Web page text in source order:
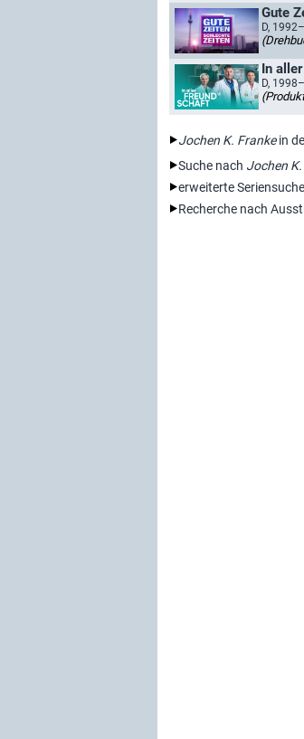
Gute
D, 1992–
In
D, 1998–
Jochen K. Frankein
Suche nach Jochen
erweiterte Seriensuche
Recherche nach